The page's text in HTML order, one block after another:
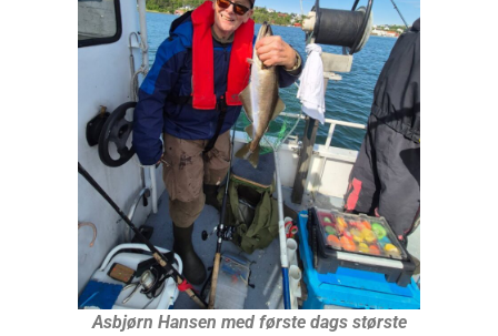
Asbjørn Hansen med første dags største